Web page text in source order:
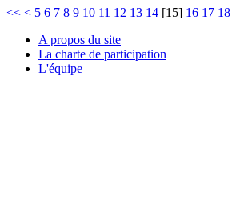
<< < 5 6 7 8 9 10 11 12 13 14 [15] 16 17 18
A propos du site
La charte de participation
L'équipe